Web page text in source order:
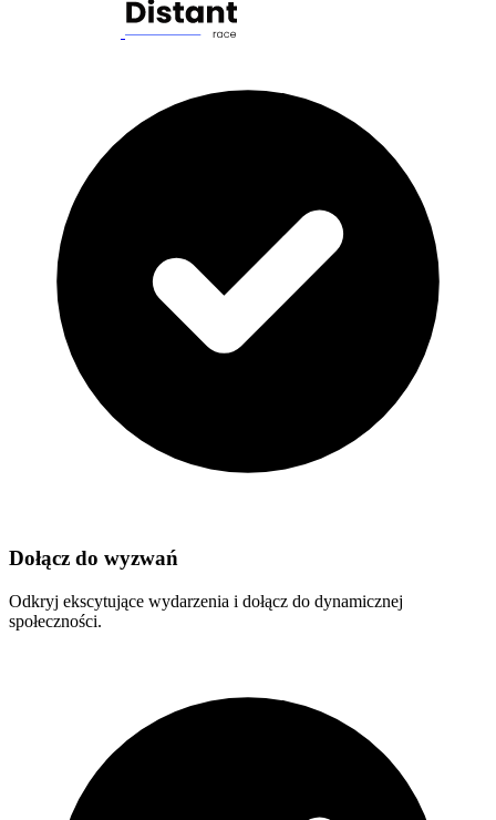
Dołącz do wyzwań
Odkryj ekscytujące wydarzenia i dołącz do dynamicznej
społeczności.